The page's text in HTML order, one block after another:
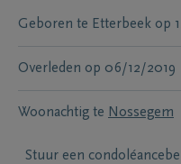
Geboren te Etterbeek op
Overleden op 06/12/2019
Woonachtig te Nossegem
Stuur een